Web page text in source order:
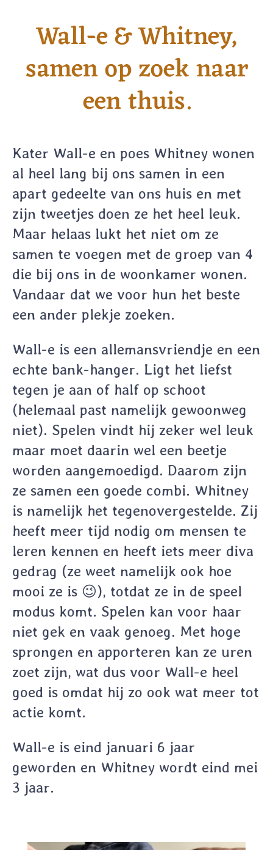
Wall-e & Whitney,
samen op zoek naar
een thuis.
Kater Wall-e en poes Whitney wonen
al heel lang bij ons samen in een
apart gedeelte van ons huis en met
zijn tweetjes doen ze het heel leuk.
Maar helaas lukt het niet om ze
samen te voegen met de groep van 4
die bij ons in de woonkamer wonen.
Vandaar dat we voor hun het beste
een ander plekje zoeken.
Wall-e is een allemansvriendje en een
echte bank-hanger. Ligt het liefst
tegen je aan of half op schoot
(helemaal past namelijk gewoonweg
niet). Spelen vindt hij zeker wel leuk
maar moet daarin wel een beetje
worden aangemoedigd. Daarom zijn
ze samen een goede combi. Whitney
is namelijk het tegenovergestelde. Zij
heeft meer tijd nodig om mensen te
leren kennen en heeft iets meer diva
gedrag (ze weet namelijk ook hoe
mooi ze is 😉), totdat ze in de speel
modus komt. Spelen kan voor haar
niet gek en vaak genoeg. Met hoge
sprongen en apporteren kan ze uren
zoet zijn, wat dus voor Wall-e heel
goed is omdat hij zo ook wat meer tot
actie komt.
Wall-e is eind januari 6 jaar
geworden en Whitney wordt eind mei
3 jaar.